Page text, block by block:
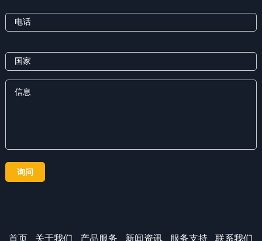
首页 关于我们 产品服务 新闻资讯 服务支持 联系我们